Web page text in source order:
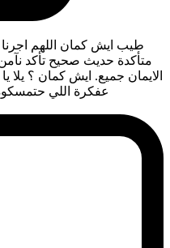
طيب ايش كمان اللهم
متأكدة حديث صحيح تأكد
الايمان جميع. ايش كمان ؟
عفكرة اللي